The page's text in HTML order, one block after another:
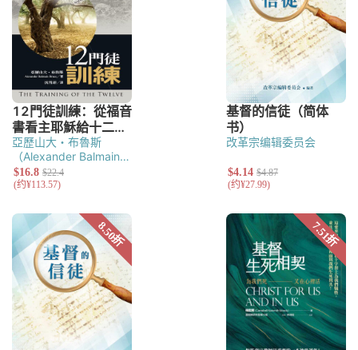
亞歷山大・布魯斯
（Alexander Balmain
Bruce）
改革宗编辑委员会